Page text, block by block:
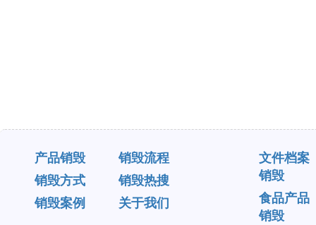
产品销毁
销毁流程
销毁方式
销毁热搜
销毁案例
关于我们
文件档案
销毁
食品产品
销毁